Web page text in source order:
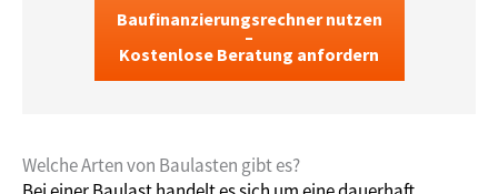
Baufinanzierungsrechner nutzen
–
Kostenlose Beratung anfordern
Welche Arten von Baulasten gibt es?